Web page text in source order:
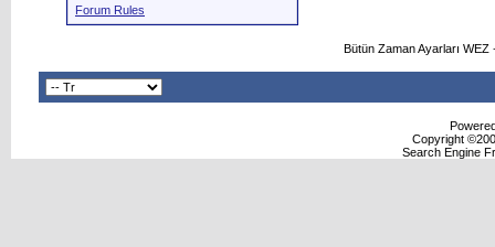
Forum Rules
Bütün Zaman Ayarları
Copyright
Search Engine